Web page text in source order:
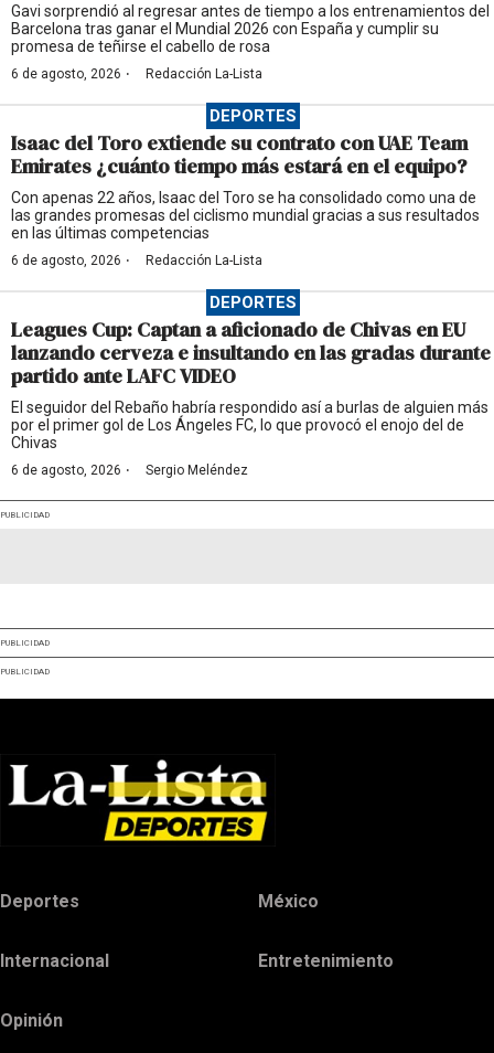
Gavi sorprendió al regresar antes de tiempo a los entrenamientos del
Barcelona tras ganar el Mundial 2026 con España y cumplir su
promesa de teñirse el cabello de rosa
6 de agosto, 2026 · Redacción La-Lista
DEPORTES
Isaac del Toro extiende su contrato con UAE Team
Emirates ¿cuánto tiempo más estará en el equipo?
Con apenas 22 años, Isaac del Toro se ha consolidado como una de
las grandes promesas del ciclismo mundial gracias a sus resultados
en las últimas competencias
6 de agosto, 2026 · Redacción La-Lista
DEPORTES
Leagues Cup: Captan a aficionado de Chivas en EU
lanzando cerveza e insultando en las gradas durante
partido ante LAFC VIDEO
El seguidor del Rebaño habría respondido así a burlas de alguien más
por el primer gol de Los Ángeles FC, lo que provocó el enojo del de
Chivas
6 de agosto, 2026 · Sergio Meléndez
PUBLICIDAD
PUBLICIDAD
PUBLICIDAD
Deportes México
Internacional Entretenimiento
Opinión